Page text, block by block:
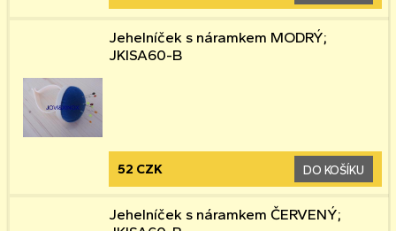
Jehelníček s náramkem MODRÝ;
JKISA60-B
52 CZK DO KOŠÍKU
Jehelníček s náramkem ČERVENÝ;